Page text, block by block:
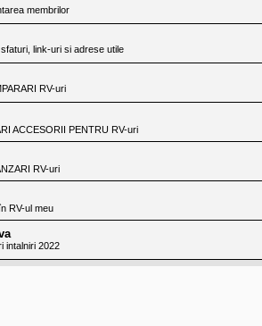
membrilor
link-uri si adrese utile
RV-uri
ACCESORII PENTRU RV-uri
RV-uri
RV-ul meu
intalniri 2022